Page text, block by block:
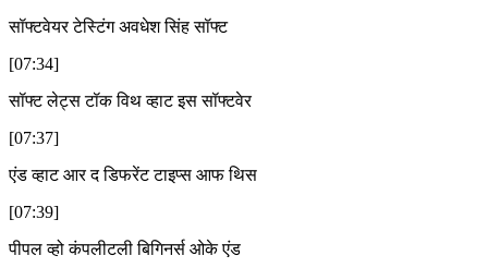
सॉफ्टवेयर टेस्टिंग अवधेश सिंह सॉफ्ट
[07:34]
सॉफ्ट लेट्स टॉक विथ व्हाट इस सॉफ्टवेर
[07:37]
एंड व्हाट आर द डिफरेंट टाइप्स आफ थिस
[07:39]
पीपल व्हो कंपलीटली बिगिनर्स ओके एंड